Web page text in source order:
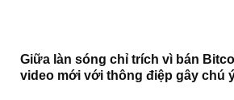
Giữa làn sóng chỉ trích vì bán
video mới với thông điệp gây chú